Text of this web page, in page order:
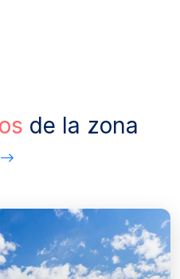
de la zona